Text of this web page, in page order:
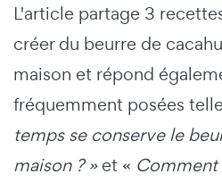
L'article partage 3
créer du beurre de
maison et répond
fréquemment posées
temps se conserve le
maison ? »et « Comment